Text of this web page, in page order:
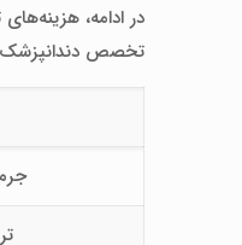
در ادامه،
تخصص